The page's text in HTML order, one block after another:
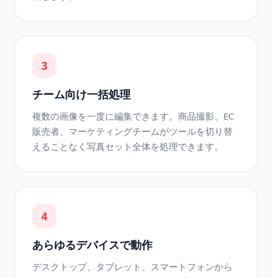
3
チーム向け一括処理
複数の画像を一度に編集できます。商品撮影、EC
販売者、マーケティングチームがツールを切り替
えることなく写真セット全体を処理できます。
4
あらゆるデバイスで動作
デスクトップ、タブレット、スマートフォンから